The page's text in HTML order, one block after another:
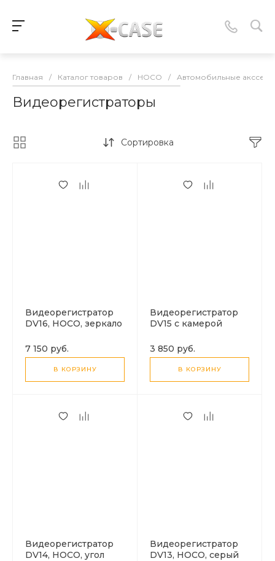
Главная / Каталог товаров / HOCO / Автомобильные
Видеорегистраторы
Сортировка
Видеорегистратор
DV16, HOCO, зеркало
камера заднего
вида, черный
7 150 руб.
В КОРЗИНУ
Видеорегистратор
DV15 с камерой
задней камерой,
HOCO, серый
3 850 руб.
В КОРЗИНУ
Видеорегистратор
DV14, HOCO, угол
Видеорегистратор
DV13, HOCO, серый